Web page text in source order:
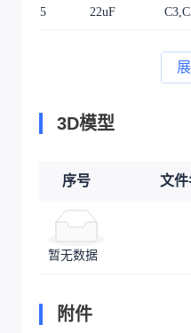
5 22uF
3D模型
序号 文
暂无数据
附件